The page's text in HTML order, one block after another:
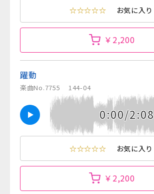
☆☆☆☆☆ お気に入り
￥2,200
躍動
楽曲No.7755 144-04
0:00/2:08
☆☆☆☆☆ お気に入り
￥2,200